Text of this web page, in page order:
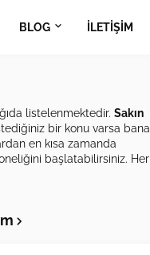
BLOG İLETİŞİM
listelenmektedir. Sakın
bir konu varsa bana
en kısa zamanda
başlatabilirsiniz. Her